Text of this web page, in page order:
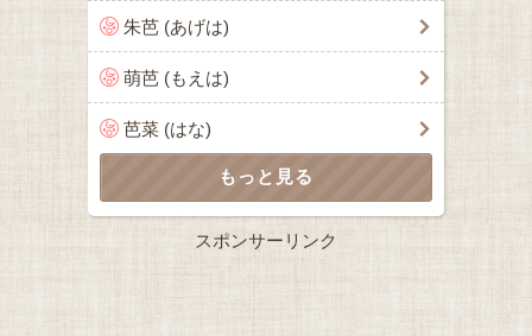
朱芭 (あげは)
萌芭 (もえは)
芭菜 (はな)
スポンサーリンク